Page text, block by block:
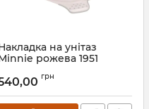
на унітаз
рожева 1951
грн